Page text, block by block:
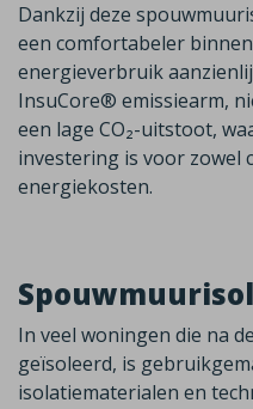
Dankzij deze
een comfortabeler
energieverbruik
InsuCore® emissiearm,
een lage CO₂-uitstoot,
investering is voor zowel
energiekosten.
In veel woningen die na
geïsoleerd, is
isolatiematerialen en